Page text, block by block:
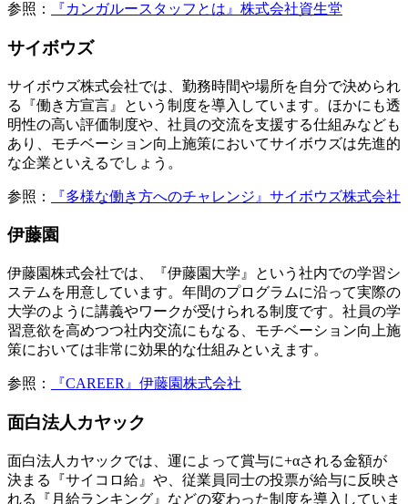
参照： 『カンガルースタッフとは』株式会社資生堂
サイボウズ
サイボウズ株式会社では、勤務時間や場所を自分で決められ
る『働き方宣言』という制度を導入しています。ほかにも透
明性の高い評価制度や、社員の交流を支援する仕組みなども
あり、モチベーション向上施策においてサイボウズは先進的
な企業といえるでしょう。
参照： 『多様な働き方へのチャレンジ』サイボウズ株式会社
伊藤園
伊藤園株式会社では、『伊藤園大学』という社内での学習シ
ステムを用意しています。年間のプログラムに沿って実際の
大学のように講義やワークが受けられる制度です。社員の学
習意欲を高めつつ社内交流にもなる、モチベーション向上施
策においては非常に効果的な仕組みといえます。
参照： 『CAREER』伊藤園株式会社
面白法人カヤック
面白法人カヤックでは、運によって賞与に+αされる金額が
決まる『サイコロ給』や、従業員同士の投票が給与に反映さ
れる『月給ランキング』などの変わった制度を導入していま